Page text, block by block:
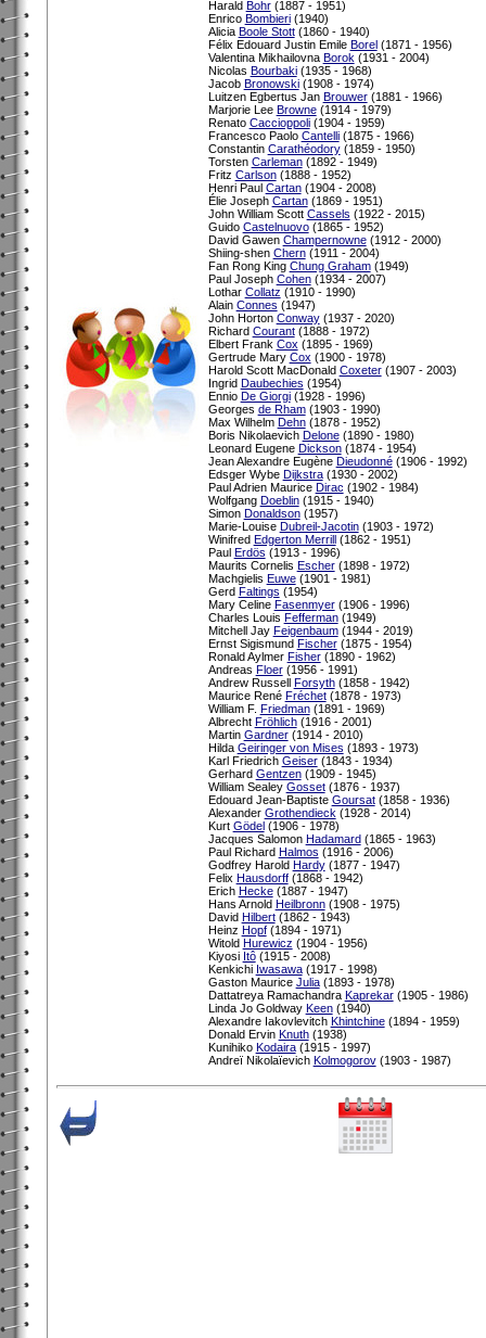
Harald Bohr(1887 - 1951)
Enrico Bombieri(1940)
Alicia Boole Stott(1860 - 1940)
Félix Edouard Justin Emile Borel(1871 - 1956)
Valentina Mikhailovna Borok (1931 - 2004)
Nicolas Bourbaki(1935 - 1968)
Jacob Bronowski(1908 - 1974)
Luitzen Egbertus Jan Brouwer(1881 - 1966)
Marjorie Lee Browne(1914 - 1979)
Renato Caccioppoli(1904 - 1959)
Francesco Paolo Cantelli(1875 - 1966)
Constantin Carathéodory(1859 - 1950)
Torsten Carleman(1892 - 1949)
Fritz Carlson(1888 - 1952)
Henri Paul Cartan(1904 - 2008)
Élie Joseph Cartan(1869 - 1951)
John William Scott Cassels (1922 - 2015)
Guido Castelnuovo(1865 - 1952)
David Gawen Champernowne(1912 - 2000)
Shiing-shen Chern(1911 - 2004)
Fan Rong King Chung Graham(1949)
Paul Joseph Cohen(1934 - 2007)
Lothar Collatz (1910 - 1990)
Alain Connes (1947)
John Horton Conway(1937 - 2020)
Richard Courant(1888 - 1972)
Elbert Frank Cox (1895 - 1969)
Gertrude Mary Cox (1900 - 1978)
Harold Scott MacDonald Coxeter(1907 - 2003)
Ingrid Daubechies (1954)
Ennio De Giorgi(1928 - 1996)
Georges de Rham(1903 - 1990)
Max Wilhelm Dehn(1878 - 1952)
Boris Nikolaevich Delone(1890 - 1980)
Leonard Eugene Dickson(1874 - 1954)
Jean Alexandre Eugène Dieudonné(1906 - 1992)
Edsger Wybe Dijkstra(1930 - 2002)
Paul Adrien Maurice Dirac (1902 - 1984)
Wolfgang Doeblin(1915 - 1940)
Simon Donaldson(1957)
Marie-Louise Dubreil-Jacotin(1903 - 1972)
Winifred Edgerton Merrill(1862 - 1951)
Paul Erdös (1913 - 1996)
Maurits Cornelis Escher(1898 - 1972)
Machgielis Euwe(1901 - 1981)
Gerd Faltings (1954)
Mary Celine Fasenmyer(1906 - 1996)
Charles Louis Fefferman(1949)
Mitchell Jay Feigenbaum(1944 - 2019)
Ernst Sigismund Fischer(1875 - 1954)
Ronald Aylmer Fisher(1890 - 1962)
Andreas Floer(1956 - 1991)
Andrew Russell Forsyth(1858 - 1942)
Maurice René Fréchet(1878 - 1973)
William F. Friedman(1891 - 1969)
Albrecht Fröhlich(1916 - 2001)
Martin Gardner(1914 - 2010)
Hilda Geiringer von Mises (1893 - 1973)
Karl Friedrich Geiser(1843 - 1934)
Gerhard Gentzen(1909 - 1945)
William Sealey Gosset(1876 - 1937)
Edouard Jean-Baptiste Goursat(1858 - 1936)
Alexander Grothendieck (1928 - 2014)
Kurt Gödel(1906 - 1978)
Jacques Salomon Hadamard(1865 - 1963)
Paul Richard Halmos (1916 - 2006)
Godfrey Harold Hardy(1877 - 1947)
Felix Hausdorff(1868 - 1942)
Erich Hecke(1887 - 1947)
Hans Arnold Heilbronn(1908 - 1975)
David Hilbert(1862 - 1943)
Heinz Hopf(1894 - 1971)
Witold Hurewicz (1904 - 1956)
Kiyosi Itô(1915 - 2008)
Kenkichi Iwasawa(1917 - 1998)
Gaston Maurice Julia(1893 - 1978)
Dattatreya Ramachandra Kaprekar(1905 - 1986)
Linda Jo Goldway Keen(1940)
Alexandre Iakovlevitch Khintchine(1894 - 1959)
Donald Ervin Knuth(1938)
Kunihiko Kodaira(1915 - 1997)
Andreï Nikolaïevich Kolmogorov(1903 - 1987)